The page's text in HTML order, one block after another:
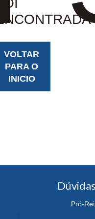
VOLTAR
PARA O
INICIO
Pró-